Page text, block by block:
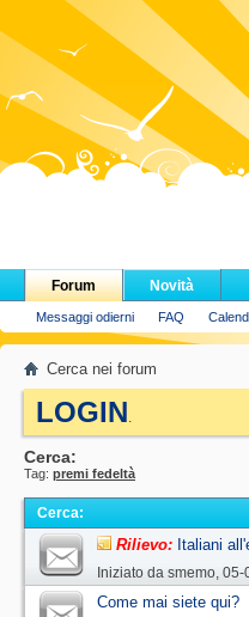
Forum
Messaggi odierni FAQ
Novità
Cerca nei forum
LOGIN.
Cerca:
Tag: premi fedeltà
Cerca:
Rilievo: Italiani
Iniziato da smemo‎, 05-
Come mai siete qui?